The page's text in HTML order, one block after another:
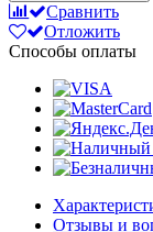
Сравнить
Отложить
Способы оплаты
Отзывы и